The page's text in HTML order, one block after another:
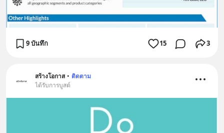
9 บันทึก 15 3
สร้างโอกาส • ติดตาม
ได้รับการบูสต์